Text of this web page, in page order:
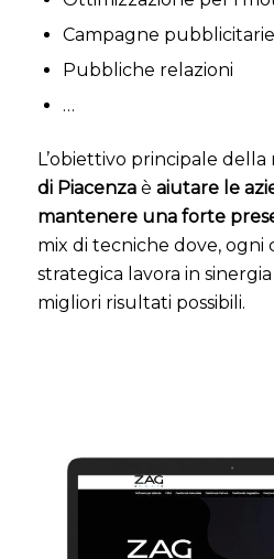
Campagne pubblicitarie
Pubbliche relazioni
…
L’obiettivo principale della
di Piacenza è aiutare le
mantenere una forte
mix di tecniche dove, ogni
strategica lavora in
migliori risultati possibili.